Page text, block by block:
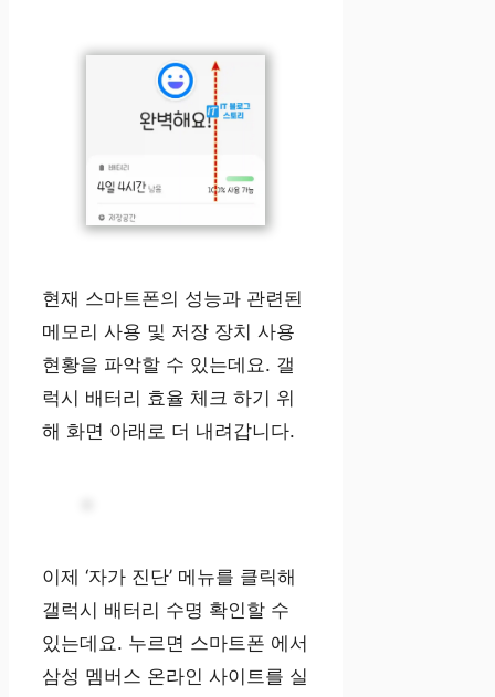
현재 스마트폰의 성능과 관련된
메모리 사용 및 저장 장치 사용
현황을 파악할 수 있는데요. 갤
럭시 배터리 효율 체크 하기 위
해 화면 아래로 더 내려갑니다.
이제 ‘자가 진단’ 메뉴를 클릭해
갤럭시 배터리 수명 확인할 수
있는데요. 누르면 스마트폰 에서
삼성 멤버스 온라인 사이트를 실